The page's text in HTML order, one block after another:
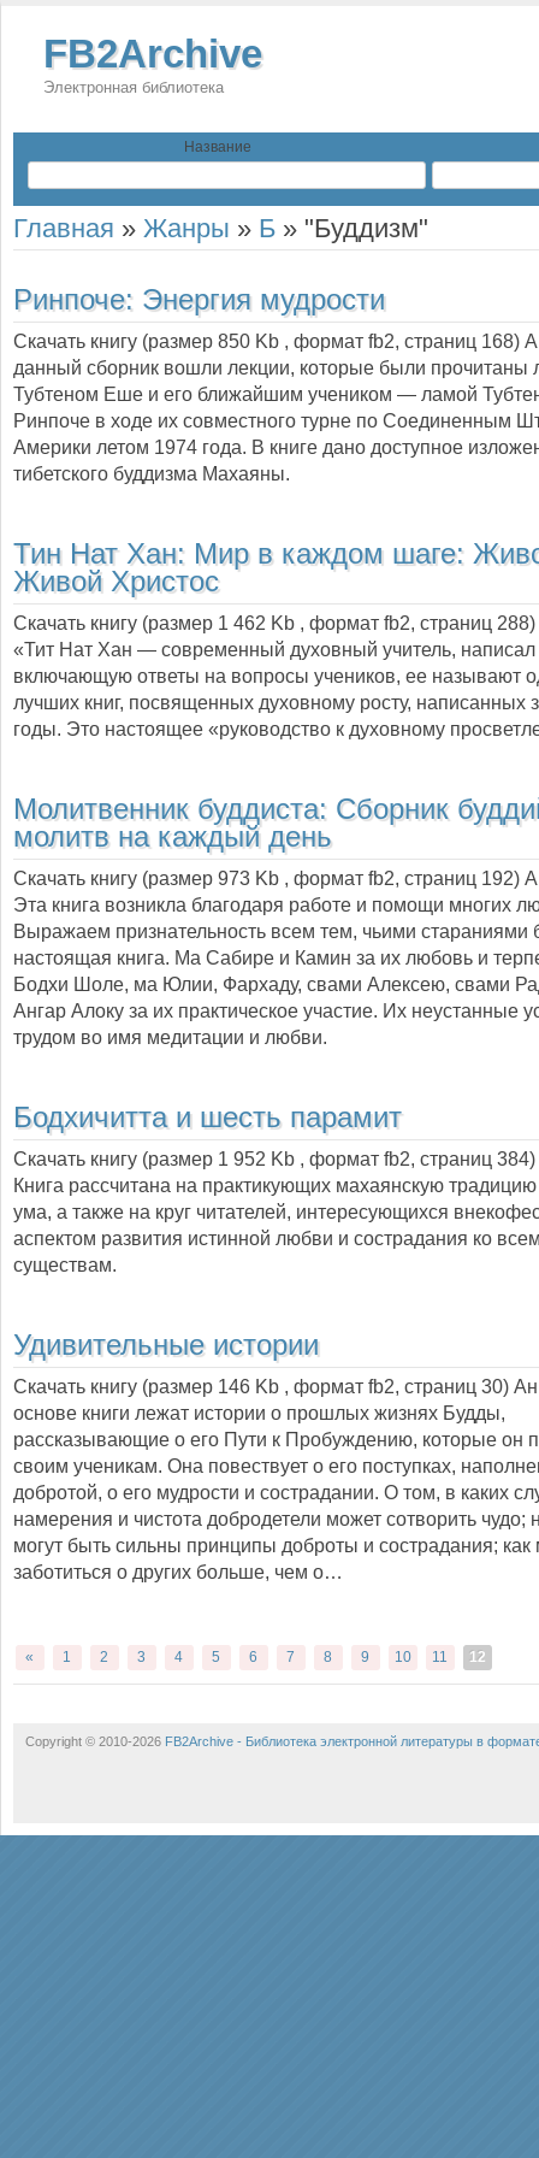
FB2Archive
Электронная библиотека
Название
Главная » Жанры » Б » "Буддизм"
Ринпоче: Энергия мудрости
Скачать книгу (размер 850 Kb , формат fb2, страниц 168)
данный сборник вошли лекции, которые были прочитаны
Тубтеном Еше и его ближайшим учеником — ламой
Ринпоче в ходе их совместного турне по Соединенным
Америки летом 1974 года. В книге дано доступное
тибетского буддизма Махаяны.
Тин Нат Хан: Мир в каждом шаге:
Живой Христос
Скачать книгу (размер 1 462 Kb , формат fb2, страниц 288
«Тит Нат Хан — современный духовный учитель, написал
включающую ответы на вопросы учеников, ее называют
лучших книг, посвященных духовному росту, написанных
годы. Это настоящее «руководство к духовному
Молитвенник буддиста: Сборник
молитв на каждый день
Скачать книгу (размер 973 Kb , формат fb2, страниц 192)
Эта книга возникла благодаря работе и помощи многих
Выражаем признательность всем тем, чьими стараниями
настоящая книга. Ма Сабире и Камин за их любовь и
Бодхи Шоле, ма Юлии, Фархаду, свами Алексею, свами
Ангар Алоку за их практическое участие. Их неустанные
трудом во имя медитации и любви.
Бодхичитта и шесть парамит
Скачать книгу (размер 1 952 Kb , формат fb2, страниц 384
Книга рассчитана на практикующих махаянскую
ума, а также на круг читателей, интересующихся
аспектом развития истинной любви и сострадания ко
существам.
Удивительные истории
Скачать книгу (размер 146 Kb , формат fb2, страниц 30)
основе книги лежат истории о прошлых жизнях Будды,
рассказывающие о его Пути к Пробуждению, которые он
своим ученикам. Она повествует о его поступках,
добротой, о его мудрости и сострадании. О том, в каких
намерения и чистота добродетели может сотворить чудо;
могут быть сильны принципы доброты и сострадания;
заботиться о других больше, чем о…
« 1 2 3 4 5 6 7 8 9 10 11 12
Copyright © 2010-2026 FB2Archive - Библиотека электронной литературы в